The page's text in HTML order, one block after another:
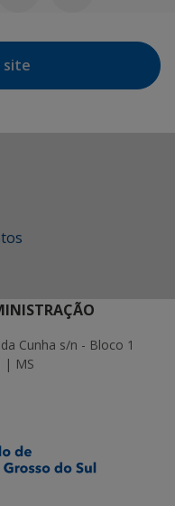
site
Cunha s/n - Bloco 1
| MS